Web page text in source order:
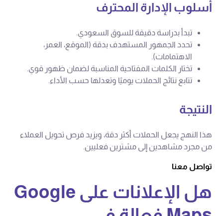
أسلوب الإدارة المحترف
تبدأ بدراسة دقيقة للسوق السعودي.
تحدد الجمهور المستهدف بدقة (الموقع، العمر،
الاهتمامات).
تختار الكلمات المفتاحية المناسبة لضمان ظهور قوي.
تتابع نتائج الحملات يوميًا وتعدلها حسب الأداء.
النتيجة
هذا النهج يجعل الحملات أكثر دقة، ويزيد فرص تحويل العملاء
من مجرد مشاهدين إلى مشترين فعليين.
تواصل معنا
هل الإعلانات على Google